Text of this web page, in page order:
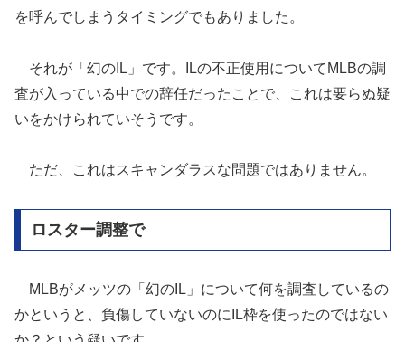
を呼んでしまうタイミングでもありました。
それが「幻のIL」です。ILの不正使用についてMLBの調
査が入っている中での辞任だったことで、これは要らぬ疑
いをかけられていそうです。
ただ、これはスキャンダラスな問題ではありません。
ロスター調整で
MLBがメッツの「幻のIL」について何を調査しているの
かというと、負傷していないのにIL枠を使ったのではない